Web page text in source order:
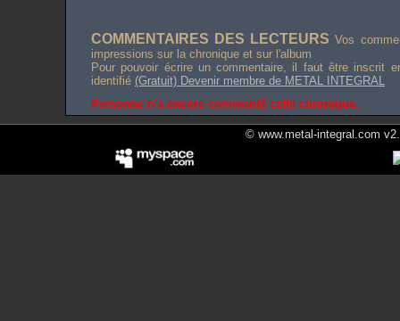
COMMENTAIRES DES LECTEURS Vos
impressions sur la chronique et sur l'album
Pour pouvoir écrire un commentaire, il faut être inscrit
identifié (Gratuit) Devenir membre de METAL INTEGRAL
Personne n'a encore commenté cette chronique.
© www.metal-integral.com